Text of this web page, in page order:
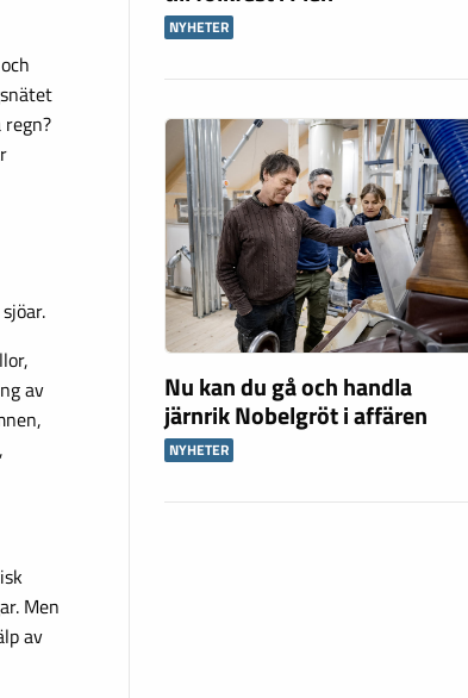
av
Men
av
NYHETER
Nu kan du gå och handla
järnrik Nobelgröt i affären
NYHETER